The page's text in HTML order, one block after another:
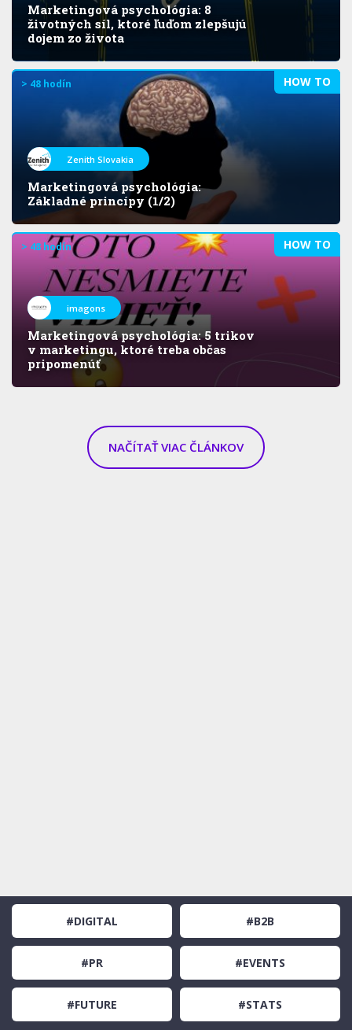
Marketingová psychológia: 8
životných síl, ktoré ľuďom zlepšujú
dojem zo života
HOW TO
> 48 hodín
Zenith Slovakia
Marketingová psychológia:
Základné princípy (1/2)
HOW TO
> 48 hodín
imagons
Marketingová psychológia: 5 trikov
v marketingu, ktoré treba občas
pripomenúť
NAČÍTAŤ VIAC ČLÁNKOV
#DIGITAL #B2B
#PR #EVENTS
#FUTURE #STATS